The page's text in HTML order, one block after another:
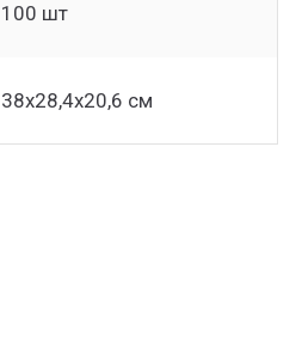
100 шт
38х28,4х20,6 см